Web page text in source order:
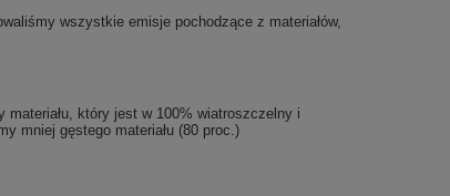
wszystkie emisje pochodzące z materiałów,
który jest w 100% wiatroszczelny i
mniej gęstego materiału (80 proc.)